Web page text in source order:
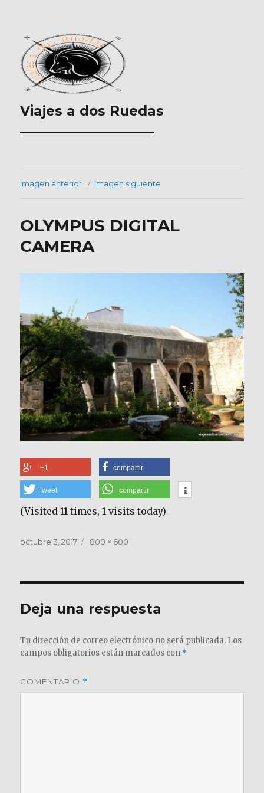
Viajes a dos Ruedas
___________________
Imagen anterior Imagen siguiente
OLYMPUS DIGITAL
CAMERA
+1 compartir
tweet compartir
(Visited 11 times, 1 visits today)
Publicado
octubre 3, 2017
Tamaño
800 × 600
Deja una respuesta
Tu dirección de correo electrónico no será publicada. Los
campos obligatorios están marcados con *
COMENTARIO *